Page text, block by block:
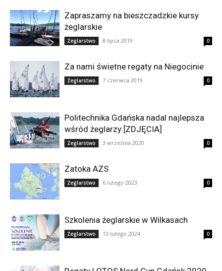
Zapraszamy na bieszczadzkie kursy
żeglarskie
Żeglarstwo 8 lipca 2019 0
Za nami świetne regaty na Niegocinie
Żeglarstwo 7 czerwca 2019 0
Politechnika Gdańska nadal najlepsza
wśród żeglarzy [ZDJĘCIA]
Żeglarstwo 3 września 2020 0
Zatoka AZS
Żeglarstwo 6 lutego 2023 0
Szkolenia żeglarskie w Wilkasach
Żeglarstwo 13 lutego 2024 0